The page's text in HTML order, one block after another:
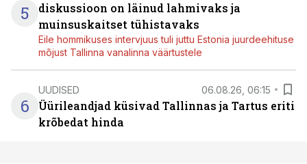
5
diskussioon on läinud lahmivaks ja
muinsuskaitset tühistavaks
Eile hommikuses intervjuus tuli juttu Estonia juurdeehituse
mõjust Tallinna vanalinna väärtustele
6
UUDISED 06.08.26, 06:15
Üürileandjad küsivad Tallinnas ja Tartus eriti
krõbedat hinda